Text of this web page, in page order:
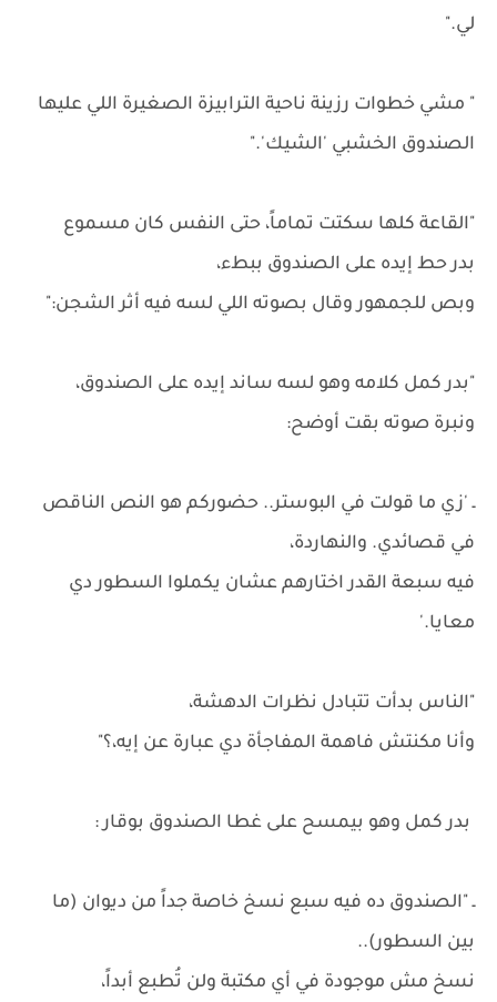
لي."
" مشي خطوات رزينة ناحية الترابيزة الصغيرة اللي عليها
الصندوق الخشبي 'الشيك'."
"القاعة كلها سكتت تماماً، حتى النفس كان مسموع
بدر حط إيده على الصندوق ببطء،
وبص للجمهور وقال بصوته اللي لسه فيه أثر الشجن:"
"بدر كمل كلامه وهو لسه ساند إيده على الصندوق،
ونبرة صوته بقت أوضح:
ـ 'زي ما قولت في البوستر.. حضوركم هو النص الناقص
في قصائدي. والنهاردة،
فيه سبعة القدر اختارهم عشان يكملوا السطور دي
معايا.'
"الناس بدأت تتبادل نظرات الدهشة،
وأنا مكنتش فاهمة المفاجأة دي عبارة عن إيه،؟"
بدر كمل وهو بيمسح على غطا الصندوق بوقار :
ـ "الصندوق ده فيه سبع نسخ خاصة جداً من ديوان (ما
بين السطور)..
نسخ مش موجودة في أي مكتبة ولن تُطبع أبداً،